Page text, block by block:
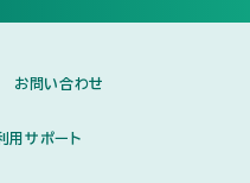
お問い合わせ
用サポート